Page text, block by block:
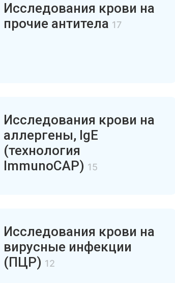
Исследования крови на
прочие антитела 17
Исследования крови на
аллергены, IgE
(технология
ImmunoCAP) 15
Исследования крови на
вирусные инфекции
(ПЦР) 12